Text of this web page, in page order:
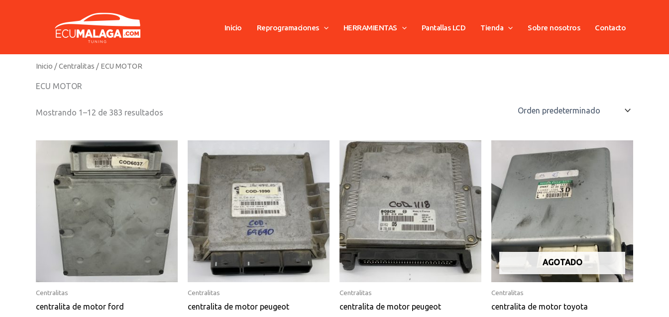
Inicio Reprogramaciones HERRAMIENTAS Pantallas LCD Tienda Sobre nosotros Contacto
Inicio /Centralitas / ECU MOTOR
ECU MOTOR
Mostrando 1–12 de 383 resultados
Centralitas
centralita de motor ford
Centralitas
centralita de motor peugeot
Centralitas
centralita de motor peugeot
AGOTADO
Centralitas
centralita de motor toyota